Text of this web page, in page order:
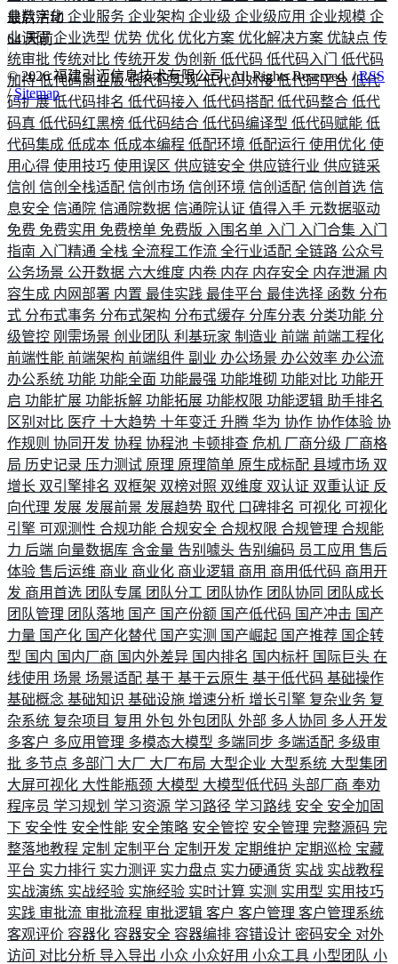
业数字化 企业服务 企业架构 企业级 企业级应用 企业规模 企
业调研企业选型 优势 优化 优化方案 优化解决方案 优缺点 传
统审批 传统对比 传统开发 伪创新 低代码 低代码入门 低代码
加持低代码商业版低代码实现低代码对接低代码平台 低代
码扩展低代码排名 低代码接入 低代码搭配 低代码整合 低代
码真 低代码红黑榜 低代码结合 低代码编译型 低代码赋能 低
代码集成 低成本 低成本编程 低配环境 低配运行 使用优化 使
用心得 使用技巧 使用误区 供应链安全 供应链行业 供应链采
信创 信创全栈适配 信创市场 信创环境 信创适配 信创首选 信
息安全 信通院 信通院数据 信通院认证 值得入手 元数据驱动
免费 免费实用 免费榜单 免费版 入围名单 入门 入门合集 入门
指南 入门精通 全栈 全流程工作流 全行业适配 全链路 公众号
公务场景 公开数据 六大维度 内卷 内存 内存安全 内存泄漏 内
容生成 内网部署 内置 最佳实践 最佳平台 最佳选择 函数 分布
式 分布式事务 分布式架构 分布式缓存 分库分表 分类功能 分
级管控 刚需场景 创业团队 利基玩家 制造业 前端 前端工程化
前端性能 前端架构 前端组件 副业 办公场景 办公效率 办公流
办公系统 功能 功能全面 功能最强 功能堆砌 功能对比 功能开
启 功能扩展 功能拆解 功能拓展 功能权限 功能逻辑 助手排名
区别对比 医疗 十大趋势 十年变迁 升腾 华为 协作 协作体验 协
作规则 协同开发 协程 协程池 卡顿排查 危机 厂商分级 厂商格
局 历史记录 压力测试 原理 原理简单 原生成标配 县域市场 双
增长 双引擎排名 双框架 双榜对照 双维度 双认证 双重认证 反
向代理 发展 发展前景 发展趋势 取代 口碑排名 可视化 可视化
引擎 可观测性 合规功能 合规安全 合规权限 合规管理 合规能
力 后端 向量数据库 含金量 告别噱头 告别编码 员工应用 售后
体验 售后运维 商业 商业化 商业逻辑 商用 商用低代码 商用开
发 商用首选 团队专属 团队分工 团队协作 团队协同 团队成长
团队管理 团队落地 国产 国产份额 国产低代码 国产冲击 国产
力量 国产化 国产化替代 国产实测 国产崛起 国产推荐 国企转
型 国内 国内厂商 国内外差异 国内排名 国内标杆 国际巨头 在
线使用 场景 场景适配 基于 基于云原生 基于低代码 基础操作
基础概念 基础知识 基础设施 增速分析 增长引擎 复杂业务 复
杂系统 复杂项目 复用 外包 外包团队 外部 多人协同 多人开发
多客户 多应用管理 多模态大模型 多端同步 多端适配 多级审
批 多节点 多部门 大厂 大厂布局 大型企业 大型系统 大型集团
大屏可视化 大性能瓶颈 大模型 大模型低代码 头部厂商 奉劝
程序员 学习规划 学习资源 学习路径 学习路线 安全 安全加固
下 安全性 安全性能 安全策略 安全管控 安全管理 完整源码 完
整落地教程 定制 定制平台 定制开发 定期维护 定期巡检 宝藏
平台 实力排行 实力测评 实力盘点 实力硬通货 实战 实战教程
实战演练 实战经验 实施经验 实时计算 实测 实用型 实用技巧
实践 审批流 审批流程 审批逻辑 客户 客户管理 客户管理系统
客观评价 容器化 容器安全 容器编排 容错设计 密码安全 对外
访问 对比分析 导入导出 小众 小众好用 小众工具 小型团队 小
最后活动
64 天前
©2026福建引迈信息技术有限公司. All Rights Reserved. /RSS
/Sitemap